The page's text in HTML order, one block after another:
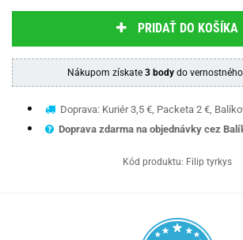
PRIDAŤ DO KOŠÍKA
Nákupom získate 3 bodydo
Doprava: Kuriér 3,5 €, Packeta 2 €,
Doprava zdarma na objednávky cez
Kód produktu: Filip tyrkys